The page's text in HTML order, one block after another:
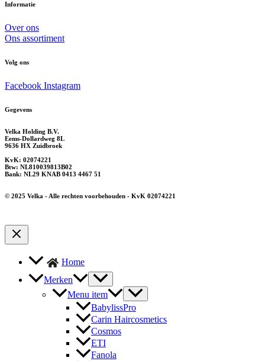
Informatie
Over ons
Ons assortiment
Volg ons
Facebook Instagram
Gegevens
Velka Holding B.V.
Eems-Dollardweg 8L
9636 HX Zuidbroek
KvK: 02074221
Btw: NL810039813B02
Bank: NL29 KNAB 0413 4467 51
© 2025 Velka - Alle rechten voorbehouden - KvK 02074221
Home
Merken
Menu item
BabylissPro
Carin Haircosmetics
Cosmos
ETI
Fanola